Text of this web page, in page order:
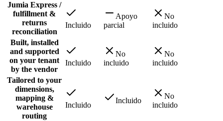
Jumia Express /
fulfillment &
returns
reconciliation
Incluido
Apoyo
parcial
No
incluido
Built, installed
and supported
on your tenant
by the vendor
Incluido
No
incluido
No
incluido
Tailored to your
dimensions,
mapping &
warehouse
routing
Incluido
Incluido
No
incluido